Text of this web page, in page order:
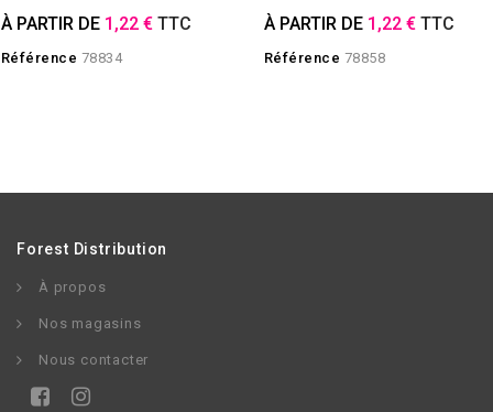
À PARTIR DE 1,22 € TTC
Référence 78834
À PARTIR DE 1,22 € TTC
Référence 78858
Forest Distribution
À propos
Nos magasins
Nous contacter